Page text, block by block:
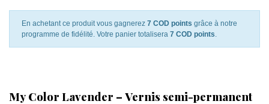
En achetant ce produit vous gagnerez 7 COD points grâce à notre
programme de fidélité. Votre panier totalisera 7 COD points.
My Color Lavender – Vernis semi-permanent